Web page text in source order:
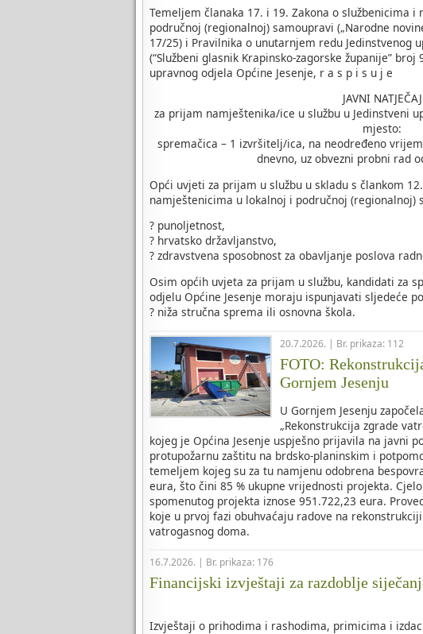
Temeljem članaka 17. i 19. Zakona o službenicima
područnoj (regionalnoj) samoupravi („Narodne
17/25) i Pravilnika o unutarnjem redu Jedinstvenog
(“Službeni glasnik Krapinsko-zagorske županije”
upravnog odjela Općine Jesenje, r a s p i s u j e
JAVNI NATJEČAJ
za prijam namještenika/ice u službu u Jedinstveni
mjesto:
spremačica – 1 izvršitelj/ica, na neodređeno
dnevno, uz obvezni probni rad
Opći uvjeti za prijam u službu u skladu s člankom
namještenicima u lokalnoj i područnoj (regionalnoj)
? punoljetnost,
? hrvatsko državljanstvo,
? zdravstvena sposobnost za obavljanje poslova
Osim općih uvjeta za prijam u službu, kandidati za
odjelu Općine Jesenje moraju ispunjavati sljedeće
? niža stručna sprema ili osnovna škola.
20.7.2026. | Br. prikaza: 112
FOTO:
Gornjem Jesenju
U Gornjem Jesenju
„Rekonstrukcija zgrade
kojeg je Općina Jesenje uspješno prijavila na javni
protupožarnu zaštitu na brdsko-planinskim i
temeljem kojeg su za tu namjenu odobrena
eura, što čini 85 % ukupne vrijednosti projekta.
spomenutog projekta iznose 951.722,23 eura.
koje u prvoj fazi obuhvaćaju radove na
vatrogasnog doma.
16.7.2026. | Br. prikaza: 176
Financijski izvještaji za razdoblje
Izvještaji o prihodima i rashodima, primicima i